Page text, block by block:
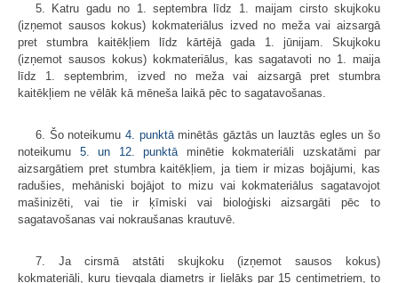
5. Katru gadu no 1. septembra līdz 1. maijam cirsto skujkoku
(izņemot sausos kokus) kokmateriālus izved no meža vai aizsargā
pret stumbra kaitēkļiem līdz kārtējā gada 1. jūnijam. Skujkoku
(izņemot sausos kokus) kokmateriālus, kas sagatavoti no 1. maija
līdz 1. septembrim, izved no meža vai aizsargā pret stumbra
kaitēkļiem ne vēlāk kā mēneša laikā pēc to sagatavošanas.
6. Šo noteikumu 4. punktāminētās gāztās un lauztās egles un šo
noteikumu 5. un 12. punktāminētie kokmateriāli uzskatāmi par
aizsargātiem pret stumbra kaitēkļiem, ja tiem ir mizas bojājumi, kas
radušies, mehāniski bojājot to mizu vai kokmateriālus sagatavojot
mašinizēti, vai tie ir ķīmiski vai bioloģiski aizsargāti pēc to
sagatavošanas vai nokraušanas krautuvē.
7. Ja cirsmā atstāti skujkoku (izņemot sausos kokus)
kokmateriāli, kuru tievgaļa diametrs ir lielāks par 15 centimetriem, to